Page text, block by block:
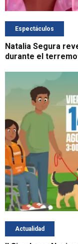
Espectáculos
Natalia Segura
durante el
Actualidad